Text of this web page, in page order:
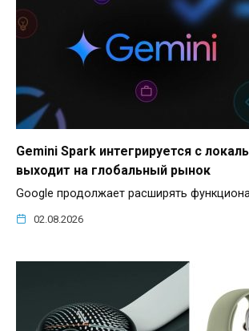
Gemini Spark интегрируется с
выходит на глобальный рынок
Google продолжает расширять
02.08.2026